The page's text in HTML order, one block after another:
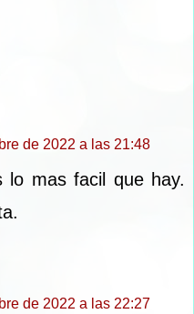
de 2022 a las 21:48
lo mas facil que hay.
de 2022 a las 22:27